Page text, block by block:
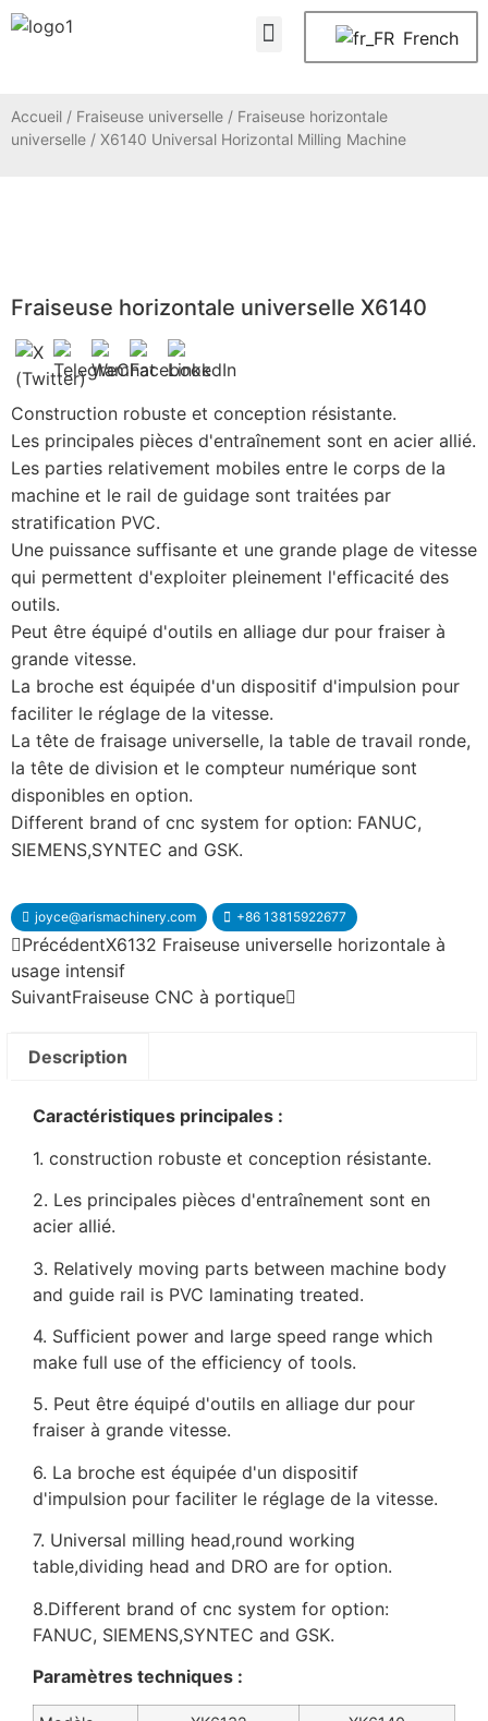
French
Accueil / Fraiseuse universelle / Fraiseuse horizontale
universelle / X6140 Universal Horizontal Milling Machine
Fraiseuse horizontale universelle X6140
Construction robuste et conception résistante.
Les principales pièces d'entraînement sont en acier allié.
Les parties relativement mobiles entre le corps de la
machine et le rail de guidage sont traitées par
stratification PVC.
Une puissance suffisante et une grande plage de vitesse
qui permettent d'exploiter pleinement l'efficacité des
outils.
Peut être équipé d'outils en alliage dur pour fraiser à
grande vitesse.
La broche est équipée d'un dispositif d'impulsion pour
faciliter le réglage de la vitesse.
La tête de fraisage universelle, la table de travail ronde,
la tête de division et le compteur numérique sont
disponibles en option.
Different brand of cnc system for option: FANUC,
SIEMENS,SYNTEC and GSK.
joyce@arismachinery.com +86 13815922677
PrécédentX6132 Fraiseuse universelle horizontale à
usage intensif
SuivantFraiseuse CNC à portique
Description
Caractéristiques principales :
1. construction robuste et conception résistante.
2. Les principales pièces d'entraînement sont en
acier allié.
3. Relatively moving parts between machine body
and guide rail is PVC laminating treated.
4. Sufficient power and large speed range which
make full use of the efficiency of tools.
5. Peut être équipé d'outils en alliage dur pour
fraiser à grande vitesse.
6. La broche est équipée d'un dispositif
d'impulsion pour faciliter le réglage de la vitesse.
7. Universal milling head,round working
table,dividing head and DRO are for option.
8.Different brand of cnc system for option:
FANUC, SIEMENS,SYNTEC and GSK.
Paramètres techniques :